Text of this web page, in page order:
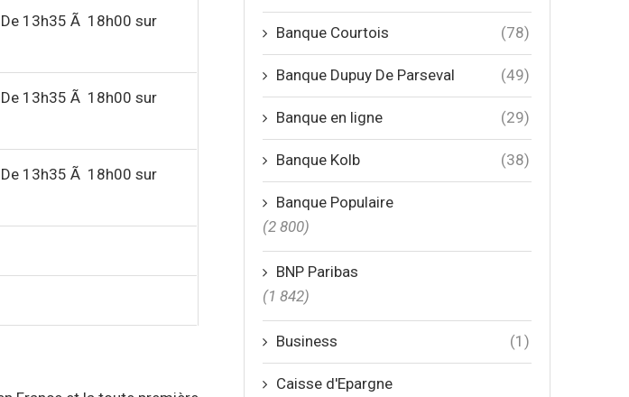
13h35 Ã 18h00 sur
13h35 Ã 18h00 sur
13h35 Ã 18h00 sur
Banque Courtois (78)
Banque Dupuy De Parseval (49)
Banque en ligne (29)
Banque Kolb (38)
Banque Populaire
(2 800)
BNP Paribas
(1 842)
Business (1)
Caisse d'Epargne